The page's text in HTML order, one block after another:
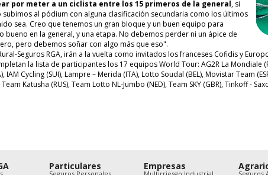
por meter a un ciclista entre los 15 primeros de la general, si
subimos al pódium con alguna clasificación secundaria como los últimos
sea. Creo que tenemos un gran bloque y un buen equipo para
bueno en la general, y una etapa. No debemos perder ni un ápice de
pero debemos soñar con algo más que eso".
Seguros RGA, irán a la vuelta como invitados los franceses Cofidis y
la lista de participantes los 17 equipos World Tour: AG2R La Mondiale
IAM Cycling (SUI), Lampre – Merida (ITA), Lotto Soudal (BEL), Movistar Team
Katusha (RUS), Team Lotto NL-Jumbo (NED), Team SKY (GBR), Tinkoff -
Particulares Empresas